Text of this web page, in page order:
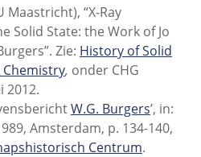
“X-Ray
Solid State: the Work of Jo
Zie: History of Solid
Chemistry, onder CHG
2012.
W.G. Burgers’, in:
Amsterdam, p. 134-140,
Centrum.